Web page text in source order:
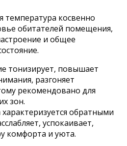
температура косвенно
обитателей помещения,
и общее
тонизирует, повышает
разгоняет
рекомендовано для
зон.
обратными
успокаивает,
комфорта и уюта.